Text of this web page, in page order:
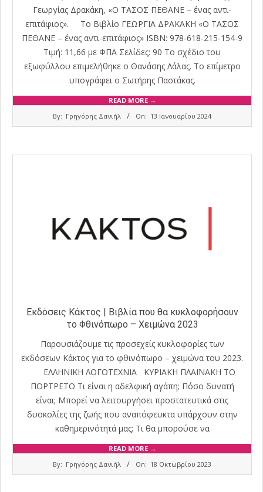
Γεωργίας Δρακάκη, «Ο ΤΑΣΟΣ ΠΕΘΑΝΕ – ένας αντι-
επιτάφιος». Το Βιβλίο ΓΕΩΡΓΙΑ ΔΡΑΚΑΚΗ «Ο ΤΑΣΟΣ
ΠΕΘΑΝΕ – ένας αντι-επιτάφιος» ISBN: 978-618-215-154-9
Τιμή: 11,66 με ΦΠΑ Σελίδες: 90 Το σχέδιο του
εξωφύλλου επιμελήθηκε ο Θανάσης Λάλας. Το επίμετρο
υπογράφει ο Σωτήρης Παστάκας.
READ MORE →
By: Γρηγόρης Δανιήλ On: 13 Ιανουαρίου 2024
Εκδόσεις Κάκτος | Βιβλία που θα κυκλοφορήσουν
το Φθινόπωρο – Χειμώνα 2023
Παρουσιάζουμε τις προσεχείς κυκλοφορίες των
εκδόσεων Κάκτος για το φθινόπωρο – χειμώνα του 2023.
ΕΛΛΗΝΙΚΗ ΛΟΓΟΤΕΧΝΙΑ ΚΥΡΙΑΚΗ ΠΛΑΪΝΑΚΗ ΤΟ
ΠΟΡΤΡΕΤΟ Τι είναι η αδελφική αγάπη; Πόσο δυνατή
είναι; Μπορεί να λειτουργήσει προστατευτικά στις
δυσκολίες της ζωής που αναπόφευκτα υπάρχουν στην
καθημερινότητά μας; Τι θα μπορούσε να
READ MORE →
By: Γρηγόρης Δανιήλ On: 18 Οκτωβρίου 2023